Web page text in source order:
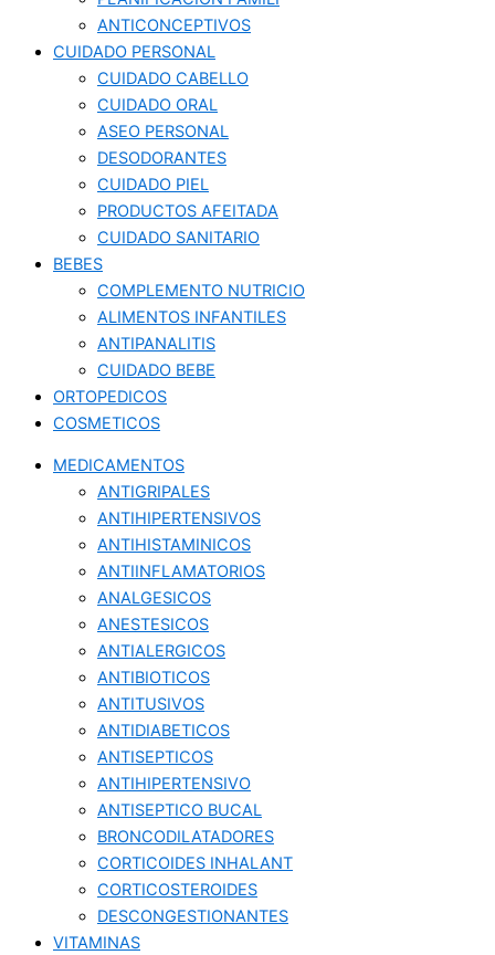
ANTICONCEPTIVOS
CUIDADO PERSONAL
CUIDADO CABELLO
CUIDADO ORAL
ASEO PERSONAL
DESODORANTES
CUIDADO PIEL
PRODUCTOS AFEITADA
CUIDADO SANITARIO
BEBES
COMPLEMENTO NUTRICIO
ALIMENTOS INFANTILES
ANTIPANALITIS
CUIDADO BEBE
ORTOPEDICOS
COSMETICOS
MEDICAMENTOS
ANTIGRIPALES
ANTIHIPERTENSIVOS
ANTIHISTAMINICOS
ANTIINFLAMATORIOS
ANALGESICOS
ANESTESICOS
ANTIALERGICOS
ANTIBIOTICOS
ANTITUSIVOS
ANTIDIABETICOS
ANTISEPTICOS
ANTIHIPERTENSIVO
ANTISEPTICO BUCAL
BRONCODILATADORES
CORTICOIDES INHALANT
CORTICOSTEROIDES
DESCONGESTIONANTES
VITAMINAS